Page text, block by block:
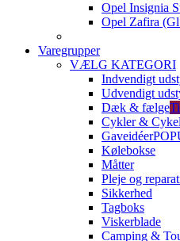
Opel Insignia
Opel Zafira
Varegrupper
VÆLG KATEGORI
Indvendigt
Udvendigt
Dæk & fælge
Cykler &
Gaveidéer
Kølebokse
Måtter
Pleje og
Sikkerhed
Tagboks
Viskerblade
Camping &